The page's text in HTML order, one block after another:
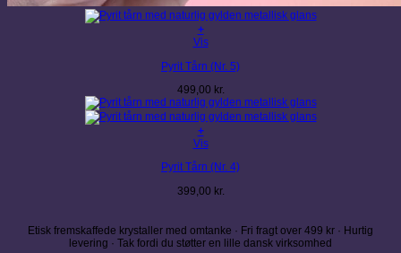
+
Vis
Pyrit Tårn (Nr. 5)
499,00 kr.
+
Vis
Pyrit Tårn (Nr. 4)
399,00 kr.
Etisk fremskaffede krystaller med omtanke · Fri fragt over 499 kr · Hurtig
levering · Tak fordi du støtter en lille dansk virksomhed